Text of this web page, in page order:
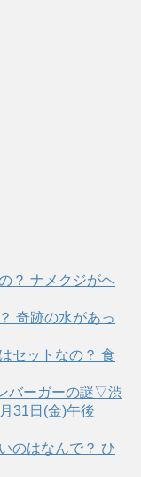
？ ナメクジがヘ
奇跡の水があっ
セットなの？ 食
バーガーの謎▽渋
31日(金)午後
のはなんで？ ひ